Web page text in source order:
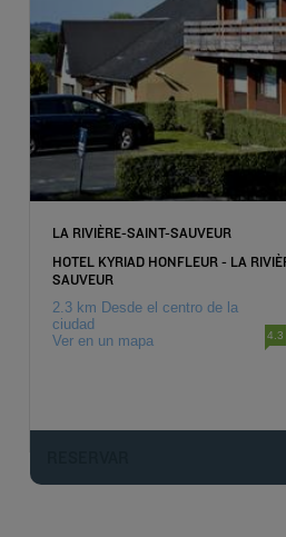
LA RIVIÈRE-SAINT-SAUVEUR
HOTEL KYRIAD HONFLEUR - LA
SAUVEUR
2.3 km Desde el centro de la
ciudad
Ver en un mapa
4.3